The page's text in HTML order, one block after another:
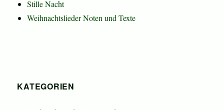
Stille Nacht
Weihnachtslieder Noten und Texte
KATEGORIEN